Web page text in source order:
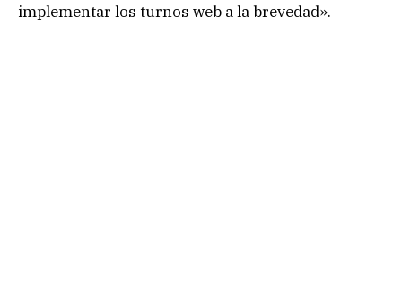
implementar los turnos web a la brevedad».